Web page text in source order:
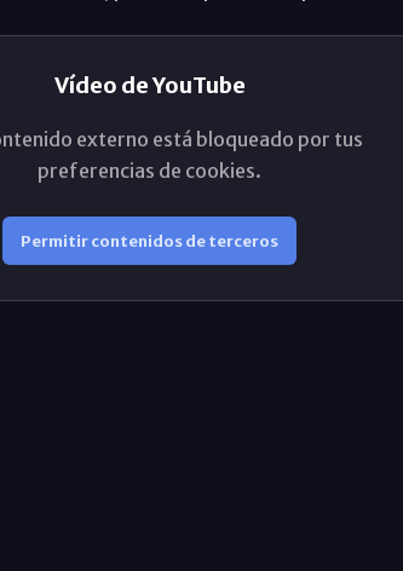
Vídeo de YouTube
externo está bloqueado por tus
preferencias de cookies.
Permitir contenidos de terceros